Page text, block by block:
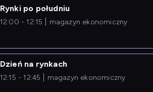
Rynki po południu
12:00 - 12:15 magazyn ekonomiczny
Dzień na rynkach
12:15 - 12:45 magazyn ekonomiczny